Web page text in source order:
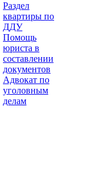
Раздел
квартиры по
ДДУ
Помощь
юриста в
составлении
документов
Адвокат по
уголовным
делам